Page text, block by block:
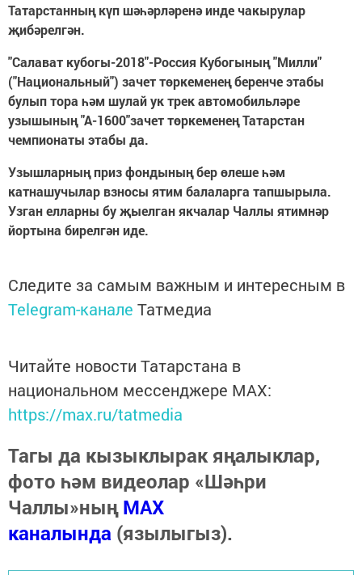
Татарстанның күп шәһәрләренә инде чакырулар
җибәрелгән.
"Салават кубогы-2018"-Россия Кубогының "Милли"
("Национальный") зачет төркеменең беренче этабы
булып тора һәм шулай ук трек автомобильләре
узышының "А-1600"зачет төркеменең Татарстан
чемпионаты этабы да.
Узышларның приз фондының бер өлеше һәм
катнашучылар взносы ятим балаларга тапшырыла.
Узган елларны бу җыелган якчалар Чаллы ятимнәр
йортына бирелгән иде.
Следите за самым важным и интересным в
Telegram-канале Татмедиа
Читайте новости Татарстана в
национальном мессенджере MАХ:
https://max.ru/tatmedia
Тагы да кызыклырак яңалыклар,
фото һәм видеолар «Шәһри
Чаллы»ныңMAX
каналында (язылыгыз).